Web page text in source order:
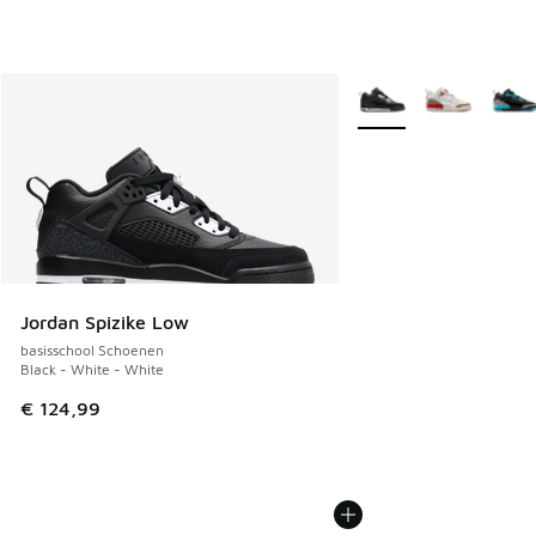
Jordan Spizike Low
basisschool Schoenen
Black - White - White
€ 124,99
Meer kleuren